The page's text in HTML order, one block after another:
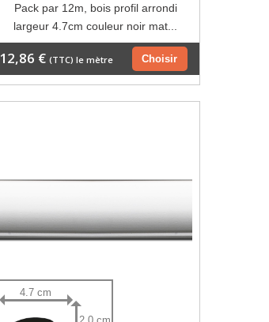
Pack par 12m, bois profil arrondi
largeur 4.7cm couleur noir mat...
Choisir
12,86 € (TTC) le mètre
4.7 cm